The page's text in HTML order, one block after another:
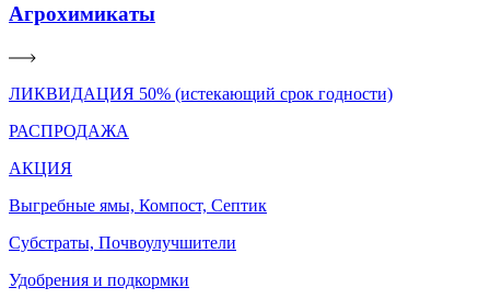
Агрохимикаты
ЛИКВИДАЦИЯ 50% (истекающий срок годности)
РАСПРОДАЖА
АКЦИЯ
Выгребные ямы, Компост, Септик
Субстраты, Почвоулучшители
Удобрения и подкормки